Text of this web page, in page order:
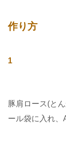
作り方
1
豚肩ロース(と
ール袋に入れ、